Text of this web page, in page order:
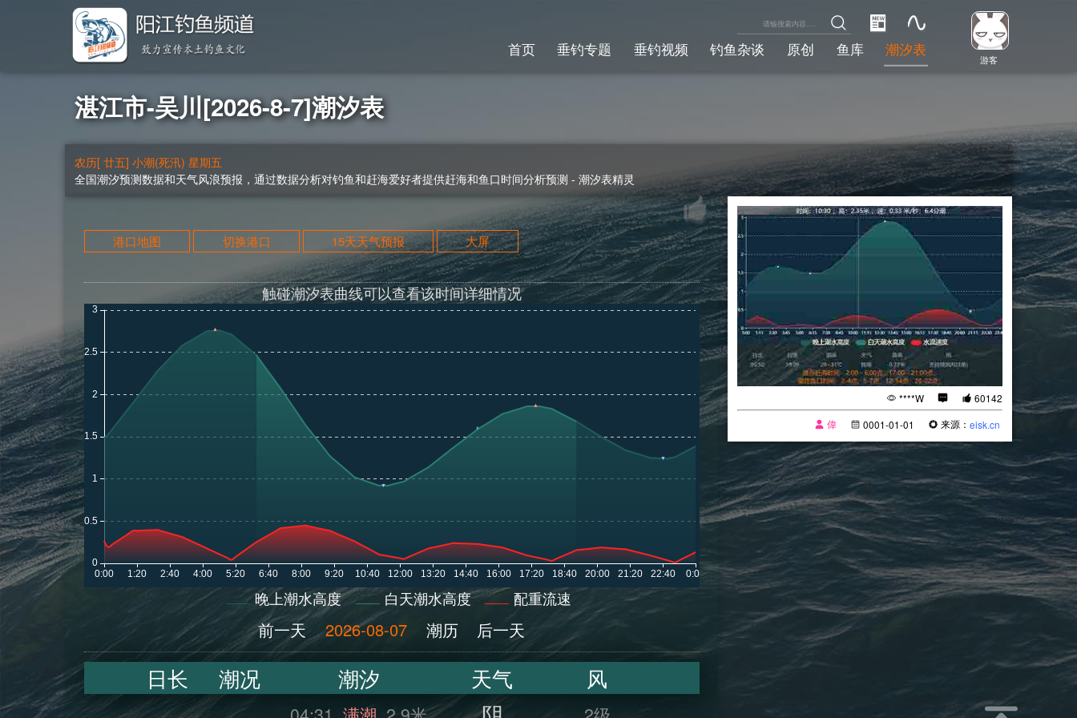
游客
首页 垂钓专题 垂钓视频 钓鱼杂谈 原创 鱼库 潮汐表
湛江市-吴川[2026-8-7]潮汐表
农历[ 廿五] 小潮(死汛) 星期五
全国潮汐预测数据和天气风浪预报，通过数据分析对钓鱼和赶海爱好者提供赶海和鱼口时间分析预测 - 潮汐表精灵
港口地图 切换港口 15天天气预报 大屏
触碰潮汐表曲线可以查看该时间详细情况
晚上潮水高度 白天潮水高度 配重流速
前一天 2026-08-07 潮历 后一天
日长 潮况 潮汐 天气 风
****W
60142
偉
0001-01-01 来源：eisk.cn